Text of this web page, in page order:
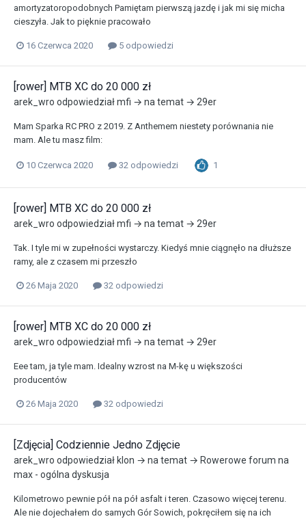
amortyzatoropodobnych Pamiętam pierwszą jazdę i jak mi się micha
cieszyła. Jak to pięknie pracowało
16 Czerwca 2020 5 odpowiedzi
[rower] MTB XC do 20 000 zł
arek_wro odpowiedziałmfi → na temat → 29er
Mam Sparka RC PRO z 2019. Z Anthemem niestety porównania nie
mam. Ale tu masz film:
10 Czerwca 2020 32 odpowiedzi 1
[rower] MTB XC do 20 000 zł
arek_wro odpowiedziałmfi → na temat → 29er
Tak. I tyle mi w zupełności wystarczy. Kiedyś mnie ciągnęło na dłuższe
ramy, ale z czasem mi przeszło
26 Maja 2020 32 odpowiedzi
[rower] MTB XC do 20 000 zł
arek_wro odpowiedziałmfi → na temat → 29er
Eee tam, ja tyle mam. Idealny wzrost na M-kę u większości
producentów
26 Maja 2020 32 odpowiedzi
[Zdjęcia] Codziennie Jedno Zdjęcie
arek_wro odpowiedział klon → na temat → Rowerowe forum na
max - ogólna dyskusja
Kilometrowo pewnie pół na pół asfalt i teren. Czasowo więcej terenu.
Ale nie dojechałem do samych Gór Sowich, pokręciłem się na ich